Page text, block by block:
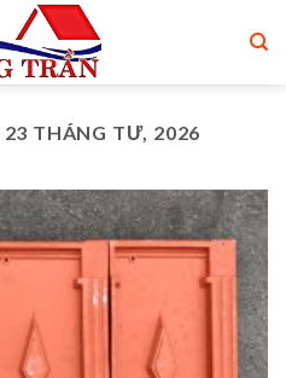
23 THÁNG TƯ, 2026